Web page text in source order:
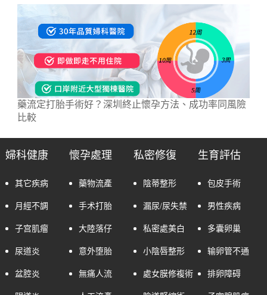
藥流定打胎手術好？深圳終止懷孕方法、成功率同風險
比較
婦科健康
其它疾病
月經不調
子宫肌瘤
尿道炎
盆腔炎
懷孕處理
藥物流產
手术打胎
大陸落仔
意外堕胎
無痛人流
私密修復
陰蒂整形
漏尿/尿失禁
私密處美白
小陰唇整形
處女膜修複術
生育評估
包皮手術
男性疾病
多囊卵巢
输卵管不通
排卵障碍